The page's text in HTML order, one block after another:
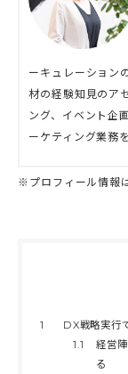
ーキュレーション
材の経験知見のア
ング、イベント企
ーケティング業務
※プロフィール情報
1
DX戦略実行
1.1
経営
る